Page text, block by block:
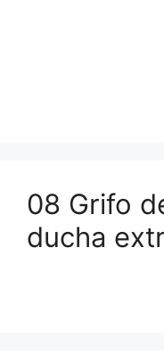
08 Grifo
ducha